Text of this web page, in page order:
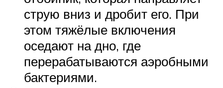
струю вниз и дробит его. При
этом тяжёлые включения
оседают на дно, где
перерабатываются аэробными
бактериями.